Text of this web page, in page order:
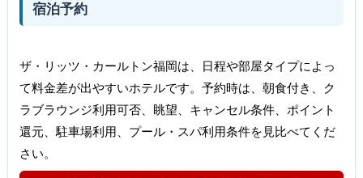
宿泊予約
ザ・リッツ・カールトン福岡は、日程や部屋タイプによっ
て料金差が出やすいホテルです。予約時は、朝食付き、ク
ラブラウンジ利用可否、眺望、キャンセル条件、ポイント
還元、駐車場利用、プール・スパ利用条件を見比べてくだ
さい。